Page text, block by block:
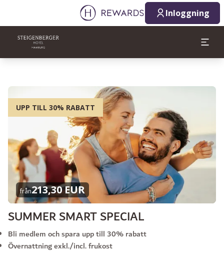
Inloggning
UPP TILL 30% RABATT
från213,30 EUR
SUMMER SMART SPECIAL
Bli medlem och spara upp till 30% rabatt
Övernattning exkl./incl. frukost